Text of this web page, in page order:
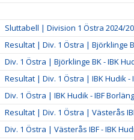
Sluttabell | Division 1 Östra 2024/
Resultat | Div. 1 Östra | Björklinge
Div. 1 Östra | Björklinge BK - IBK
Resultat | Div. 1 Östra | IBK Hudik -
Div. 1 Östra | IBK Hudik - IBF
Resultat | Div. 1 Östra | Västerås
Div. 1 Östra | Västerås IBF - IBK